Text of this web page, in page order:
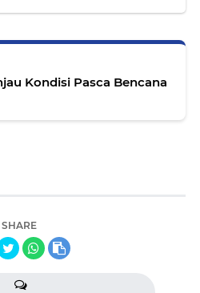
Kondisi Pasca Bencana
SHARE